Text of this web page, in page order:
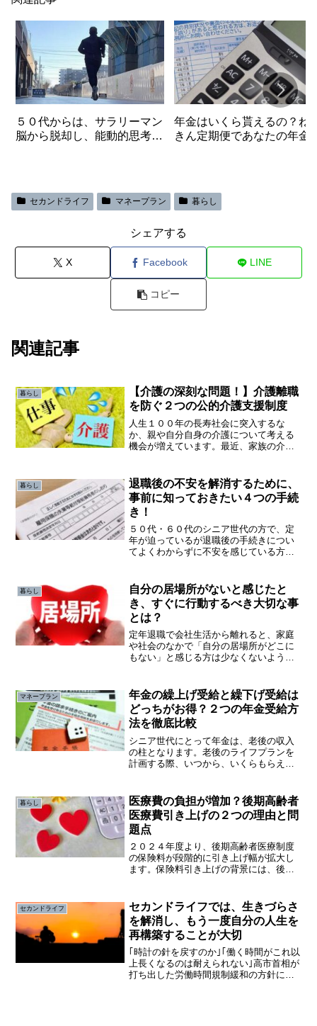
５０代からは、サラリーマン
脳から脱却し、能動的思考に
年金はいくら貰えるの？ね
きん定期便であなたの年金
セカンドライフ マネープラン 暮らし
シェアする
X Facebook LINE
コピー
関連記事
暮らし
【介護の深刻な問題！】介護離職
を防ぐ２つの公的介護支援制度
人生１００年の長寿社会に突入するな
か、親や自分自身の介護について考える
機会が増えています。最近、家族の介護
離職を避けるため２つの公的介護支援制
度を利用する方法があります。
暮らし
退職後の不安を解消するために、
事前に知っておきたい４つの手続
き！
５０代・６０代のシニア世代の方で、定
年が迫っているが退職後の手続きについ
てよくわからずに不安を感じている方も
の加入・国民年金切り替え・住民税支払
いなどの手続きが発生します。
暮らし
自分の居場所がないと感じたと
き、すぐに行動するべき大切な事
とは？
定年退職で会社生活から離れると、家庭
や社会のなかで「自分の居場所がどこに
もない」と感じる方は少なくないようで
どを「自分の居場所」にしているパター
ンが多いと思います。しかし...
マネープラン
年金の繰上げ受給と繰下げ受給は
どっちがお得？２つの年金受給方
法を徹底比較
シニア世代にとって年金は、老後の収入
の柱となります。老後のライフプランを
計画する際、いつから、いくらもらえる
仕組みや年金受給額の増減は知らない人
が多いのではないでしょうか。
暮らし
医療費の負担が増加？後期高齢者
医療費引き上げの２つの理由と問
題点
２０２４年度より、後期高齢者医療制度
の保険料が段階的に引き上げ幅が拡大し
ます。保険料引き上げの背景には、後期
かる頻度が多い高齢者にとって保険料引
き上げは切実な問題です。
セカンドライフ
セカンドライフでは、生きづらさ
を解消し、もう一度自分の人生を
再構築することが大切
｢時計の針を戻すのか｣｢働く時間がこれ以
上長くなるのは耐えられない｣高市首相が
打ち出した労働時間規制緩和の方針に、